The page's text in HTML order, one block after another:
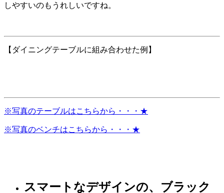
しやすいのもうれしいですね。
【ダイニングテーブルに組み合わせた例】
※写真のテーブルはこちらから・・・★
※写真のベンチはこちらから・・・★
スマートなデザインの、ブラック